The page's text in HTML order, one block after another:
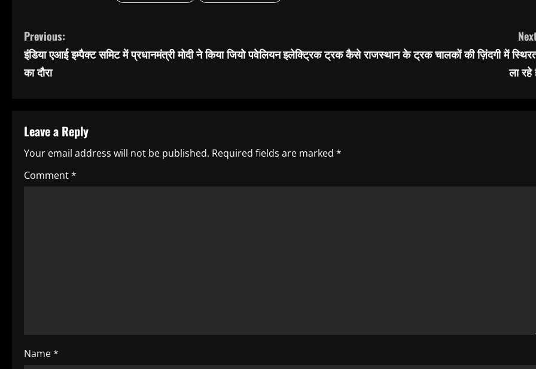
C
o
i
n
u
i
Previous:
इंडिया एआई इम्पैक्ट समिट में प्रधानमंत्री मोदी ने किया जियो पवेलियन
का दौरा
इलेक्ट्रिक ट्रक कैसे राजस्थान के ट्रक चालकों की ज़िंदगी में
ला रहे
Leave a Reply
Your email address will not be published. Required fields are marked *
Comment*
Name*